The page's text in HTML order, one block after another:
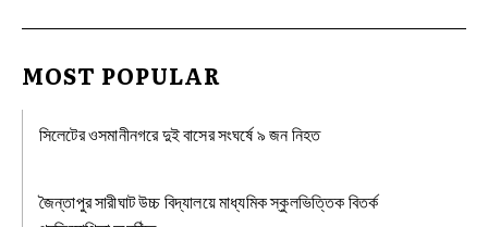
MOST POPULAR
সিলেটের ওসমানীনগরে দুই বাসের সংঘর্ষে ৯ জন নিহত
জৈন্তাপুর সারীঘাট উচ্চ বিদ্যালয়ে মাধ্যমিক স্কুলভিত্তিক বিতর্ক